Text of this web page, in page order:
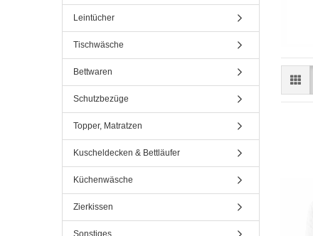
Leintücher
Tischwäsche
Bettwaren
Schutzbezüge
Topper, Matratzen
Kuscheldecken & Bettläufer
Küchenwäsche
Zierkissen
Sonstiges